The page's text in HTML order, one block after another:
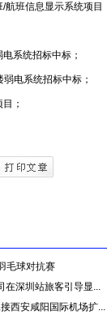
班信息显示系统项目
系统招标中标；
电系统招标中标；
；
毛球对抗赛
在深圳站旅客引导显...
西安咸阳国际机场扩...